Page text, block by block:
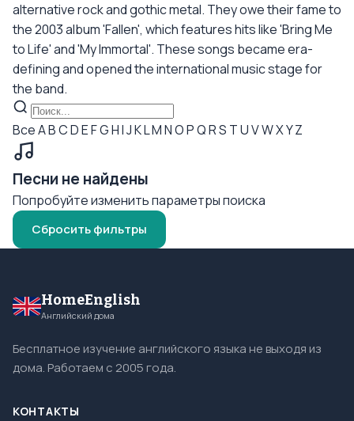
alternative rock and gothic metal. They owe their fame to
the 2003 album 'Fallen', which features hits like 'Bring Me
to Life' and 'My Immortal'. These songs became era-
defining and opened the international music stage for
the band.
ВсеABCDEFGHIJKLMNOPQRS TUVWXYZ
Песни не найдены
Попробуйте изменить параметры поиска
Сбросить фильтры
HomeEnglish
Английский дома
Бесплатное изучение английского языка не выходя из
дома. Работаем с 2005 года.
КОНТАКТЫ